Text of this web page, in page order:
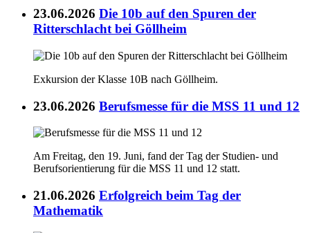
23.06.2026 Die 10b auf den Spuren der
Ritterschlacht bei Göllheim
Exkursion der Klasse 10B nach Göllheim.
23.06.2026 Berufsmesse für die MSS 11 und 12
Am Freitag, den 19. Juni, fand der Tag der Studien- und
Berufsorientierung für die MSS 11 und 12 statt.
21.06.2026 Erfolgreich beim Tag der
Mathematik